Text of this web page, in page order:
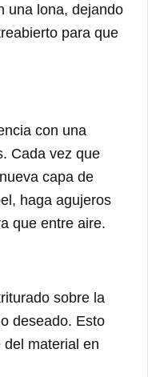
una lona, ​​dejando
para que
con una
Cada vez que
capa de
haga agujeros
que entre aire.
sobre la
deseado. Esto
material en